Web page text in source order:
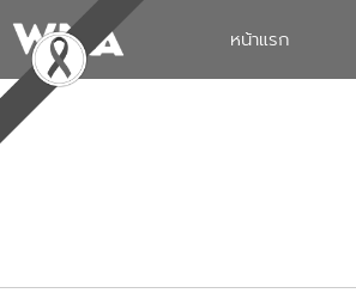
หน้าแรก